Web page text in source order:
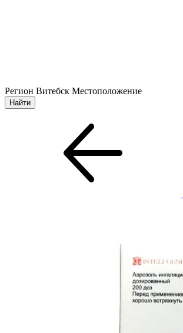
Регион Витебск Местоположение